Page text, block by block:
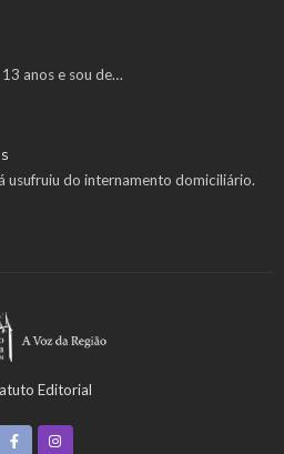
anos e sou de…
usufruiu do internamento domiciliário.
Editorial